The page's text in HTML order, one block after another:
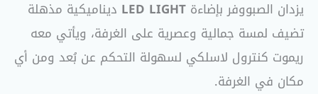
يزدان الصبووفر بإضاءة LED LIGHT ديناميكية مذهلة
تضيف لمسة جمالية وعصرية على الغرفة، ويأتي معه
ريموت كنترول لاسلكي لسهولة التحكم عن بُعد ومن أي
مكان في الغرفة.